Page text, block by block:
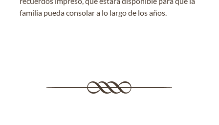
familia pueda consolar a lo largo de los años.